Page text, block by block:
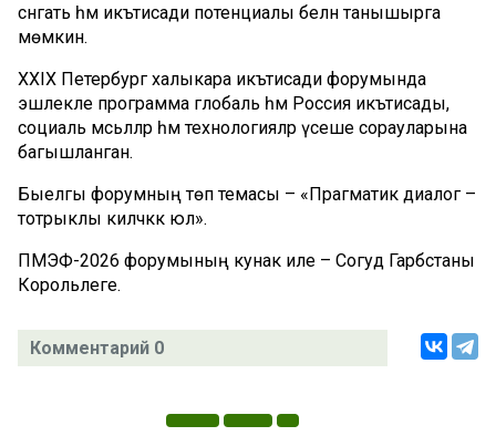
сәнәгать һәм икътисади потенциалы белән танышырга
мөмкин.
XXIX Петербург халыкара икътисади форумында
эшлекле программа глобаль һәм Россия икътисады,
социаль мәсьәләләр һәм технологияләр үсеше сорауларына
багышланган.
Быелгы форумның төп темасы – «Прагматик диалог –
тотрыклы киләчәккә юл».
ПМЭФ-2026 форумының кунак иле – Согуд Гарәбстаны
Корольлеге.
Комментарий 0